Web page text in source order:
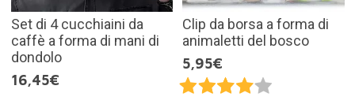
Set di 4 cucchiaini da
caffè a forma di mani di
dondolo
16,45€
Clip da borsa a forma di
animaletti del bosco
5,95€